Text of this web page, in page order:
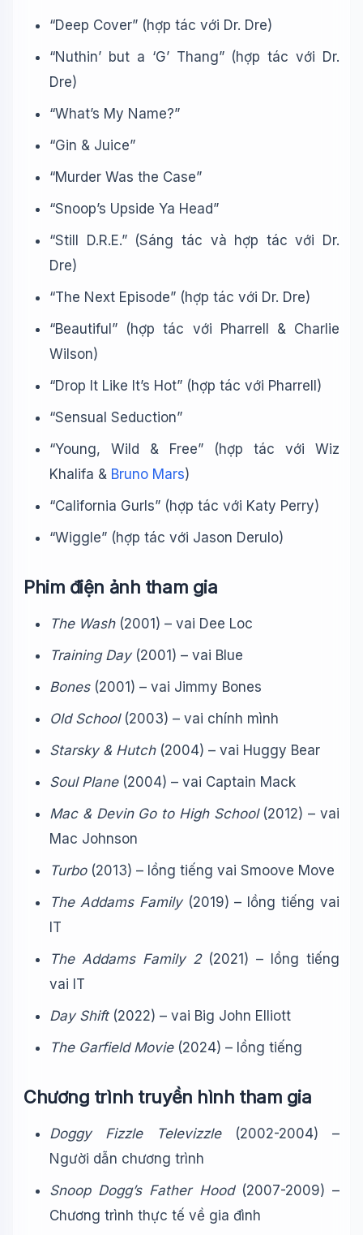
“Deep Cover” (hợp tác với Dr. Dre)
“Nuthin’ but a ‘G’ Thang” (hợp tác với Dr.
Dre)
“What’s My Name?”
“Gin & Juice”
“Murder Was the Case”
“Snoop’s Upside Ya Head”
“Still D.R.E.” (Sáng tác và hợp tác với Dr.
Dre)
“The Next Episode” (hợp tác với Dr. Dre)
“Beautiful” (hợp tác với Pharrell & Charlie
Wilson)
“Drop It Like It’s Hot” (hợp tác với Pharrell)
“Sensual Seduction”
“Young, Wild & Free” (hợp tác với Wiz
Khalifa & Bruno Mars)
“California Gurls” (hợp tác với Katy Perry)
“Wiggle” (hợp tác với Jason Derulo)
Phim điện ảnh tham gia
The Wash(2001) – vai Dee Loc
Training Day(2001) – vai Blue
Bones(2001) – vai Jimmy Bones
Old School(2003) – vai chính mình
Starsky & Hutch(2004) – vai Huggy Bear
Soul Plane(2004) – vai Captain Mack
Mac & Devin Go to High School(2012) – vai
Mac Johnson
Turbo(2013) – lồng tiếng vai Smoove Move
The Addams Family(2019) – lồng tiếng vai
IT
The Addams Family 2(2021) – lồng tiếng
vai IT
Day Shift(2022) – vai Big John Elliott
The Garfield Movie(2024) – lồng tiếng
Chương trình truyền hình tham gia
Doggy Fizzle Televizzle(2002-2004) –
Người dẫn chương trình
Snoop Dogg’s Father Hood(2007-2009) –
Chương trình thực tế về gia đình